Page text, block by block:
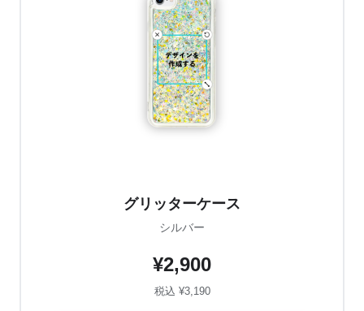
グリッターケース
シルバー
¥2,900
税込 ¥3,190